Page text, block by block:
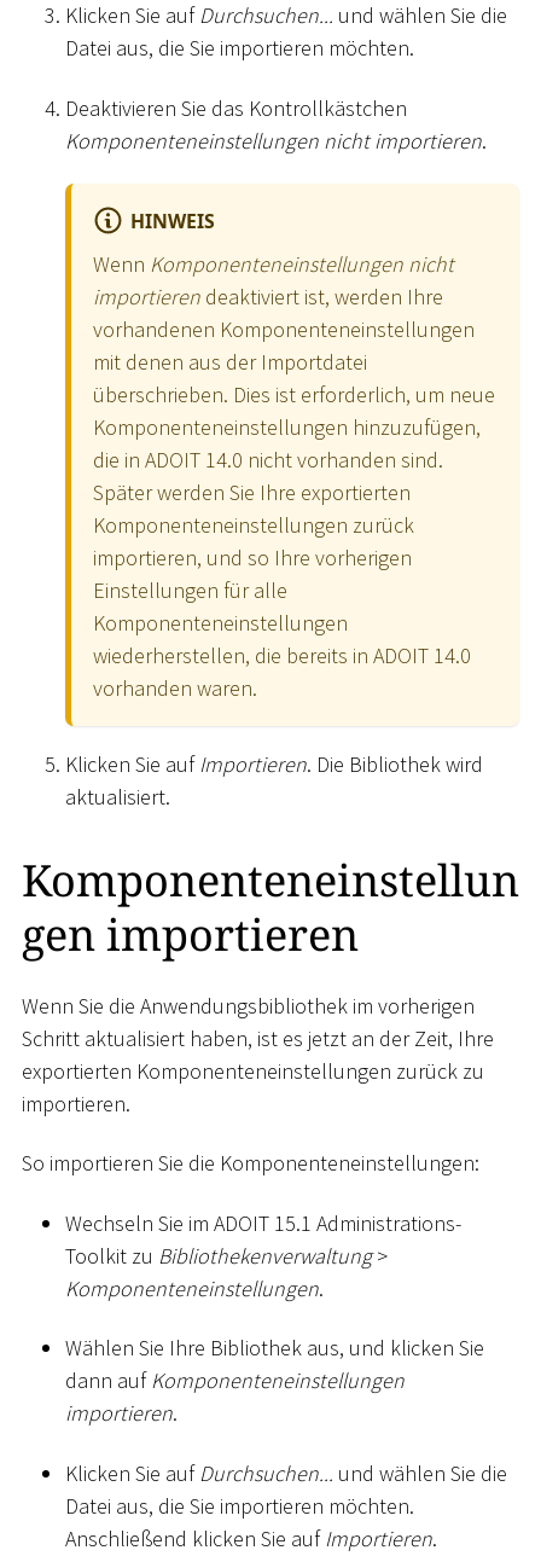
Klicken Sie aufDurchsuchen... und wählen Sie die
Datei aus, die Sie importieren möchten.
Deaktivieren Sie das Kontrollkästchen
Komponenteneinstellungen nicht importieren.
HINWEIS
Wenn Komponenteneinstellungen nicht
importieren deaktiviert ist, werden Ihre
vorhandenen Komponenteneinstellungen
mit denen aus der Importdatei
überschrieben. Dies ist erforderlich, um neue
Komponenteneinstellungen hinzuzufügen,
die in ADOIT 14.0 nicht vorhanden sind.
Später werden Sie Ihre exportierten
Komponenteneinstellungen zurück
importieren, und so Ihre vorherigen
Einstellungen für alle
Komponenteneinstellungen
wiederherstellen, die bereits in ADOIT 14.0
vorhanden waren.
Klicken Sie aufImportieren. Die Bibliothek wird
aktualisiert.
Komponenteneinstellun
gen importieren
Wenn Sie die Anwendungsbibliothek im vorherigen
Schritt aktualisiert haben, ist es jetzt an der Zeit, Ihre
exportierten Komponenteneinstellungen zurück zu
importieren.
So importieren Sie die Komponenteneinstellungen:
Wechseln Sie im ADOIT 15.1 Administrations-
Toolkit zu Bibliothekenverwaltung >
Komponenteneinstellungen.
Wählen Sie Ihre Bibliothek aus, und klicken Sie
dann aufKomponenteneinstellungen
importieren.
Klicken Sie aufDurchsuchen... und wählen Sie die
Datei aus, die Sie importieren möchten.
Anschließend klicken Sie aufImportieren.